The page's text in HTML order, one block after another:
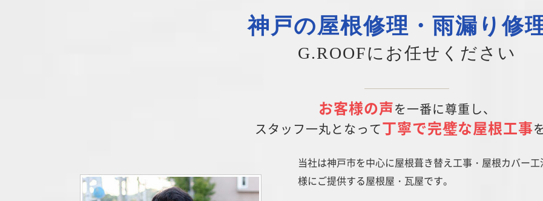
神戸の屋根修理・雨漏り修
G.ROOFにお任せください
お客様の声を一番に尊重し、
スタッフ一丸となって丁寧で完璧な屋根工事
当社は神戸市を中心に屋根葺き替え工事・屋根カバー
様にご提供する屋根屋・瓦屋です。